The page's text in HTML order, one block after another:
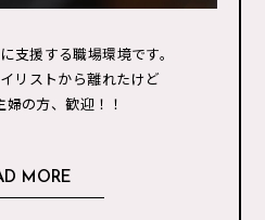
支援する職場環境です。
リストから離れたけど
の方、歓迎！！
MORE